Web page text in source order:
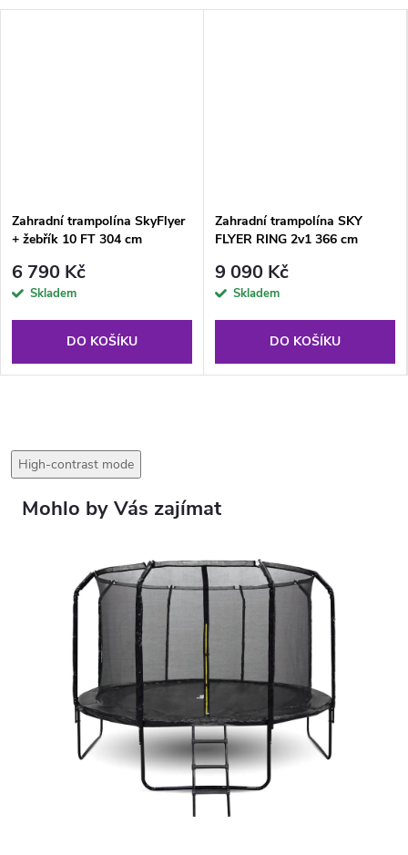
Zahradní trampolína SkyFlyer
+ žebřík 10 FT 304 cm
6 790 Kč
Skladem
DO KOŠÍKU
Zahradní trampolína SKY
FLYER RING 2v1 366 cm
9 090 Kč
Skladem
DO KOŠÍKU
High-contrast mode